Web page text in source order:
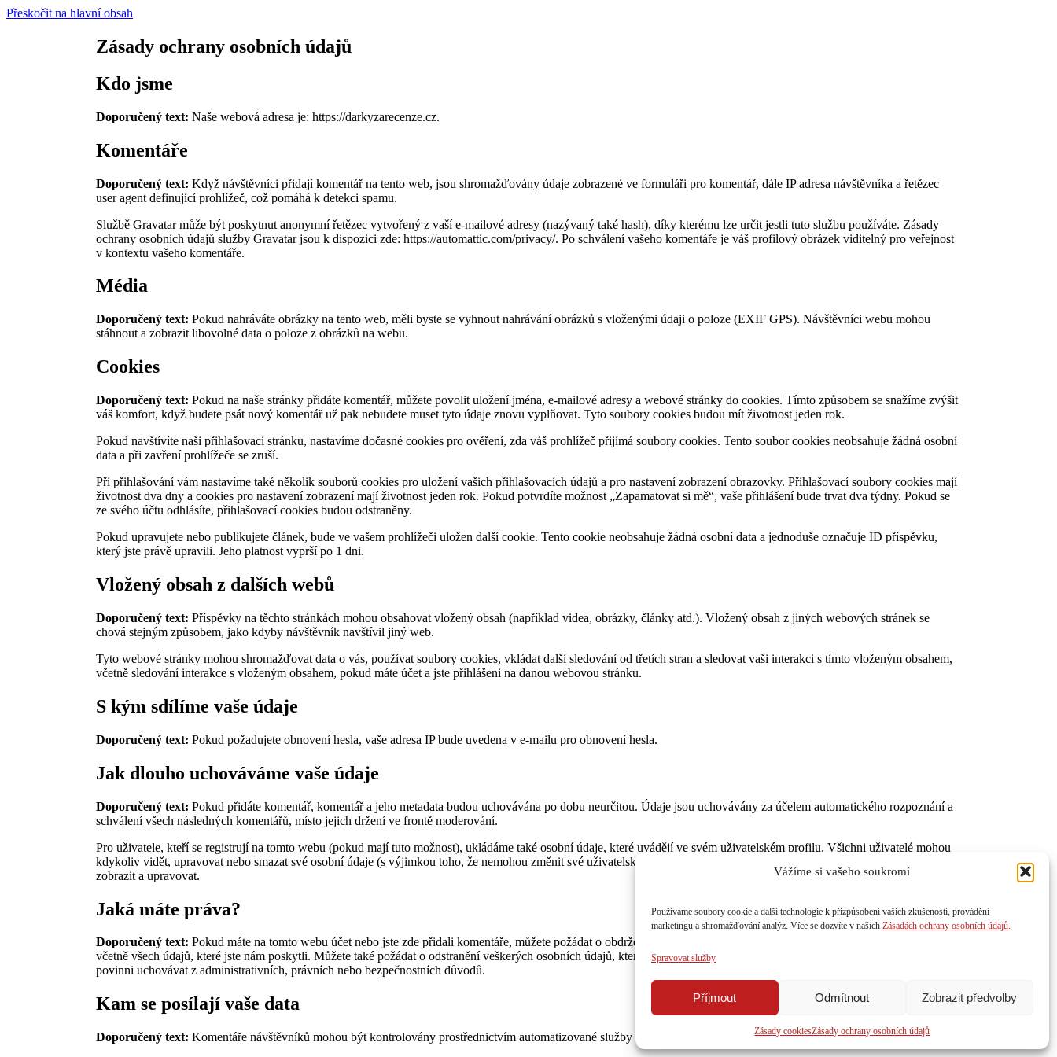
Vážíme si vašeho soukromí
Používáme soubory cookie a další technologie k přizpůsobení vašich zkušeností, provádění
marketingu a shromažďování analýz. Více se dozvíte v našich Zásadách ochrany osobních údajů.
Spravovat služby
Příjmout Odmítnout Zobrazit předvolby
Zásady cookiesZásady ochrany osobních údajů
Přeskočit na hlavní obsah
Zásady ochrany osobních údajů
Kdo jsme
Doporučený text: Naše webová adresa je: https://darkyzarecenze.cz.
Komentáře
Doporučený text: Když návštěvníci přidají komentář na tento web, jsou shromažďovány údaje zobrazené ve formuláři pro komentář, dále IP adresa návštěvníka a řetězec
user agent definující prohlížeč, což pomáhá k detekci spamu.
Službě Gravatar může být poskytnut anonymní řetězec vytvořený z vaší e-mailové adresy (nazývaný také hash), díky kterému lze určit jestli tuto službu používáte. Zásady
ochrany osobních údajů služby Gravatar jsou k dispozici zde: https://automattic.com/privacy/. Po schválení vašeho komentáře je váš profilový obrázek viditelný pro veřejnost
v kontextu vašeho komentáře.
Média
Doporučený text: Pokud nahráváte obrázky na tento web, měli byste se vyhnout nahrávání obrázků s vloženými údaji o poloze (EXIF GPS). Návštěvníci webu mohou
stáhnout a zobrazit libovolné data o poloze z obrázků na webu.
Cookies
Doporučený text: Pokud na naše stránky přidáte komentář, můžete povolit uložení jména, e-mailové adresy a webové stránky do cookies. Tímto způsobem se snažíme zvýšit
váš komfort, když budete psát nový komentář už pak nebudete muset tyto údaje znovu vyplňovat. Tyto soubory cookies budou mít životnost jeden rok.
Pokud navštívíte naši přihlašovací stránku, nastavíme dočasné cookies pro ověření, zda váš prohlížeč přijímá soubory cookies. Tento soubor cookies neobsahuje žádná osobní
data a při zavření prohlížeče se zruší.
Při přihlašování vám nastavíme také několik souborů cookies pro uložení vašich přihlašovacích údajů a pro nastavení zobrazení obrazovky. Přihlašovací soubory cookies mají
životnost dva dny a cookies pro nastavení zobrazení mají životnost jeden rok. Pokud potvrdíte možnost „Zapamatovat si mě“, vaše přihlášení bude trvat dva týdny. Pokud se
ze svého účtu odhlásíte, přihlašovací cookies budou odstraněny.
Pokud upravujete nebo publikujete článek, bude ve vašem prohlížeči uložen další cookie. Tento cookie neobsahuje žádná osobní data a jednoduše označuje ID příspěvku,
který jste právě upravili. Jeho platnost vyprší po 1 dni.
Vložený obsah z dalších webů
Doporučený text: Příspěvky na těchto stránkách mohou obsahovat vložený obsah (například videa, obrázky, články atd.). Vložený obsah z jiných webových stránek se
chová stejným způsobem, jako kdyby návštěvník navštívil jiný web.
Tyto webové stránky mohou shromažďovat data o vás, používat soubory cookies, vkládat další sledování od třetích stran a sledovat vaši interakci s tímto vloženým obsahem,
včetně sledování interakce s vloženým obsahem, pokud máte účet a jste přihlášeni na danou webovou stránku.
S kým sdílíme vaše údaje
Doporučený text: Pokud požadujete obnovení hesla, vaše adresa IP bude uvedena v e-mailu pro obnovení hesla.
Jak dlouho uchováváme vaše údaje
Doporučený text: Pokud přidáte komentář, komentář a jeho metadata budou uchovávána po dobu neurčitou. Údaje jsou uchovávány za účelem automatického rozpoznání a
schválení všech následných komentářů, místo jejich držení ve frontě moderování.
Pro uživatele, kteří se registrují na tomto webu (pokud mají tuto možnost), ukládáme také osobní údaje, které uvádějí ve svém uživatelském profilu. Všichni uživatelé mohou
kdykoliv vidět, upravovat nebo smazat své osobní údaje (s výjimkou toho, že nemohou změnit své uživatelské jméno). Administrátoři webu mohou také tyto informace
zobrazit a upravovat.
Jaká máte práva?
Doporučený text: Pokud máte na tomto webu účet nebo jste zde přidali komentáře, můžete požádat o obdržení souboru s exportem osobních údajů, které o vás uchováváme,
včetně všech údajů, které jste nám poskytli. Můžete také požádat o odstranění veškerých osobních údajů, které o vás uchováváme. Tato možnost nezahrnuje údaje, které jsme
povinni uchovávat z administrativních, právních nebo bezpečnostních důvodů.
Kam se posílají vaše data
Doporučený text: Komentáře návštěvníků mohou být kontrolovány prostřednictvím automatizované služby detekce spamu, která může být umístěna v zahraničí.